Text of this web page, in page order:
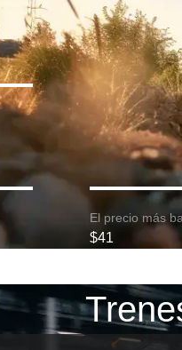
El precio más
$41